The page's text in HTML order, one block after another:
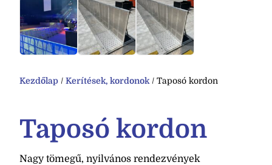
Kezdőlap / Kerítések, kordonok / Taposó kordon
Taposó kordon
Nagy tömegű, nyilvános rendezvények